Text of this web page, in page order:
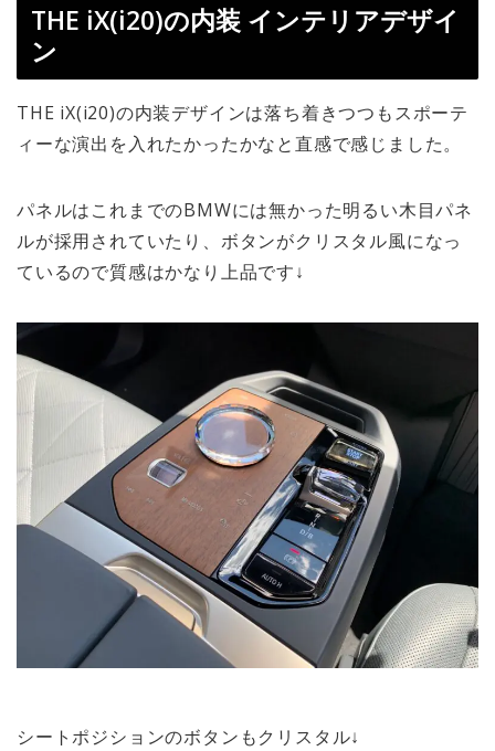
THE iX(i20)の内装 インテリアデザイ
ン
THE iX(i20)の内装デザインは落ち着きつつもスポーテ
ィーな演出を入れたかったかなと直感で感じました。
パネルはこれまでのBMWには無かった明るい木目パネ
ルが採用されていたり、ボタンがクリスタル風になっ
ているので質感はかなり上品です↓
シートポジションのボタンもクリスタル↓